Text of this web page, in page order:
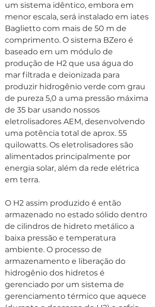
um sistema idêntico, embora em
menor escala, será instalado em iates
Baglietto com mais de 50 m de
comprimento. O sistema BZero é
baseado em um módulo de
produção de H2 que usa água do
mar filtrada e deionizada para
produzir hidrogênio verde com grau
de pureza 5,0 a uma pressão máxima
de 35 bar usando nossos
eletrolisadores AEM, desenvolvendo
uma potência total de aprox. 55
quilowatts. Os eletrolisadores são
alimentados principalmente por
energia solar, além da rede elétrica
em terra.
O H2 assim produzido é então
armazenado no estado sólido dentro
de cilindros de hidreto metálico a
baixa pressão e temperatura
ambiente. O processo de
armazenamento e liberação do
hidrogênio dos hidretos é
gerenciado por um sistema de
gerenciamento térmico que aquece